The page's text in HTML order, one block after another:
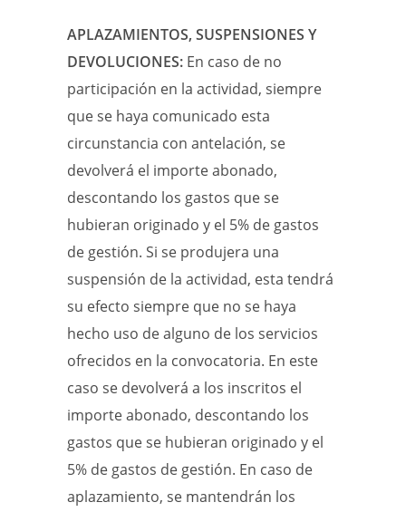
APLAZAMIENTOS, SUSPENSIONES Y
DEVOLUCIONES: En caso de no
participación en la actividad, siempre
que se haya comunicado esta
circunstancia con antelación, se
devolverá el importe abonado,
descontando los gastos que se
hubieran originado y el 5% de gastos
de gestión. Si se produjera una
suspensión de la actividad, esta tendrá
su efecto siempre que no se haya
hecho uso de alguno de los servicios
ofrecidos en la convocatoria. En este
caso se devolverá a los inscritos el
importe abonado, descontando los
gastos que se hubieran originado y el
5% de gastos de gestión. En caso de
aplazamiento, se mantendrán los